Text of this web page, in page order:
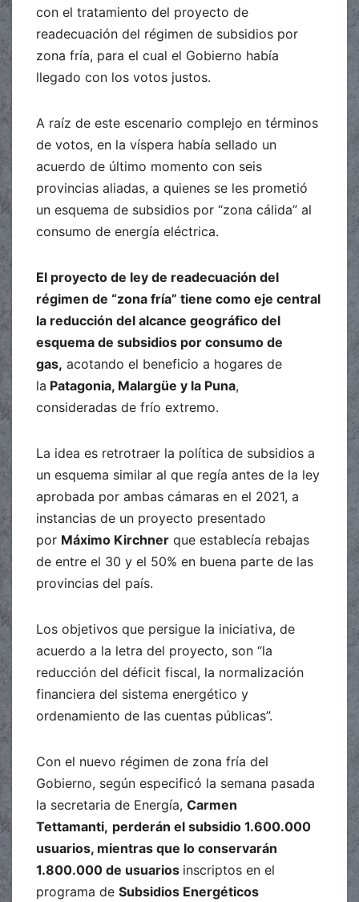
con el tratamiento del proyecto de
readecuación del régimen de subsidios por
zona fría, para el cual el Gobierno había
llegado con los votos justos.
A raíz de este escenario complejo en términos
de votos, en la víspera había sellado un
acuerdo de último momento con seis
provincias aliadas, a quienes se les prometió
un esquema de subsidios por “zona cálida” al
consumo de energía eléctrica.
El proyecto de ley de readecuación del
régimen de “zona fría” tiene como eje central
la reducción del alcance geográfico del
esquema de subsidios por consumo de
gas, acotando el beneficio a hogares de
la Patagonia, Malargüe y la Puna,
consideradas de frío extremo.
La idea es retrotraer la política de subsidios a
un esquema similar al que regía antes de la ley
aprobada por ambas cámaras en el 2021, a
instancias de un proyecto presentado
por Máximo Kirchner que establecía rebajas
de entre el 30 y el 50% en buena parte de las
provincias del país.
Los objetivos que persigue la iniciativa, de
acuerdo a la letra del proyecto, son “la
reducción del déficit fiscal, la normalización
financiera del sistema energético y
ordenamiento de las cuentas públicas”.
Con el nuevo régimen de zona fría del
Gobierno, según especificó la semana pasada
la secretaria de Energía, Carmen
Tettamanti, perderán el subsidio 1.600.000
usuarios, mientras que lo conservarán
1.800.000 de usuarios inscriptos en el
programa de Subsidios Energéticos